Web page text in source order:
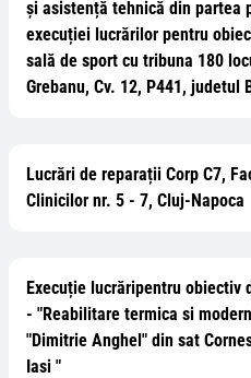
și asistență tehnică din partea
execuției lucrărilor pentru
sală de sport cu tribuna 180
Grebanu, Cv. 12, P441, judetul
Lucrări de reparații Corp C7,
Clinicilor nr. 5 - 7, Cluj-Napoca
Execuție lucrăripentru
- "Reabilitare termica si
"Dimitrie Anghel" din sat
Iasi "